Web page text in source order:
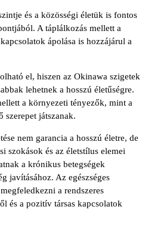
és a közösségi életük is fontos
A táplálkozás mellett a
ápolása is hozzájárul a
el, hiszen az Okinawa szigetek
lehetnek a hosszú életűségre.
a környezeti tényezők, mint a
szerepet játszanak.
nem garancia a hosszú életre, de
szokások és az életstílus elemei
a krónikus betegségek
javításához. Az egészséges
a rendszeres
és a pozitív társas kapcsolatok